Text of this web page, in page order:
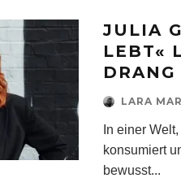
JULIA
LEBT«
LARA
In einer
konsumiert
bewusst...